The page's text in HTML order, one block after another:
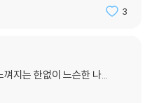
3
지는 한없이 느슨한 나...